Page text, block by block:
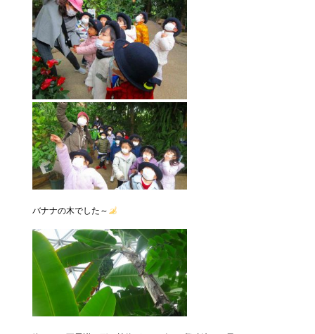
バナナの木でした～